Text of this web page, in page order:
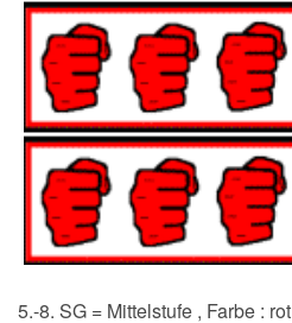
5.-8. SG = Mittelstufe , Farbe : rot